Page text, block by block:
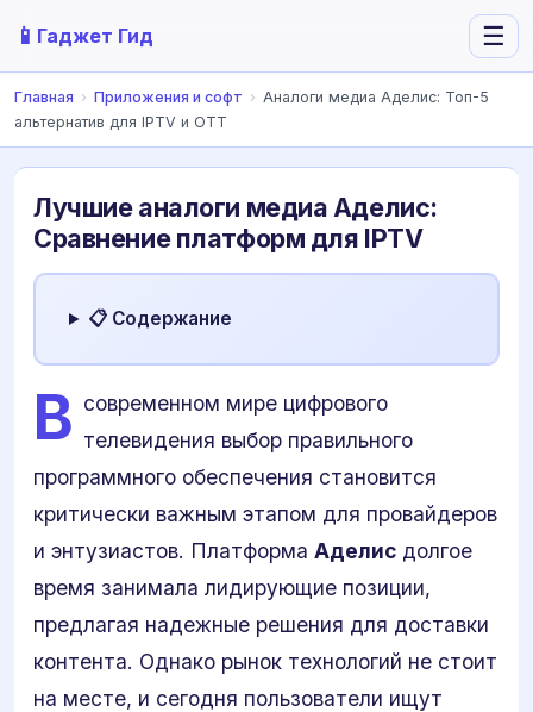
📱 Гаджет Гид ☰
Главная › Приложения и софт › Аналоги медиа Аделис: Топ-5
альтернатив для IPTV и OTT
Лучшие аналоги медиа Аделис:
Сравнение платформ для IPTV
📋 Содержание
В современном мире цифрового
телевидения выбор правильного
программного обеспечения становится
критически важным этапом для провайдеров
и энтузиастов. Платформа Аделис долгое
время занимала лидирующие позиции,
предлагая надежные решения для доставки
контента. Однако рынок технологий не стоит
на месте, и сегодня пользователи ищут